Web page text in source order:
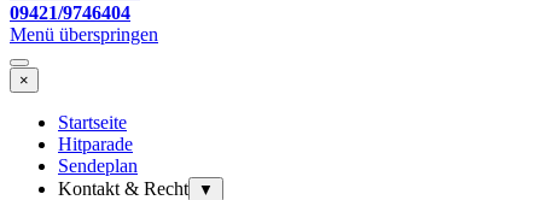
09421/9746404
Menü überspringen
×
Startseite
Hitparade
Sendeplan
Kontakt & Recht
▼